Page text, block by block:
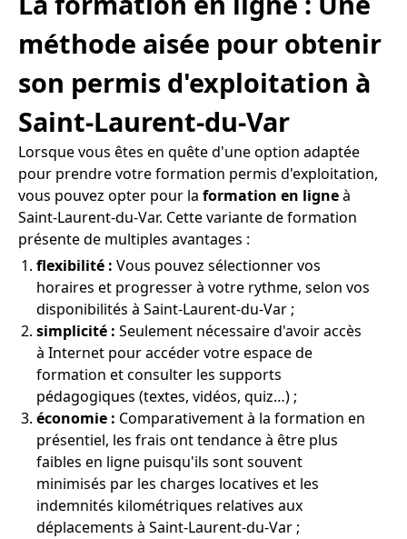
méthode aisée pour obtenir
son permis d'exploitation à
Saint-Laurent-du-Var
Lorsque vous êtes en quête d'une option adaptée
pour prendre votre formation permis d'exploitation,
vous pouvez opter pour la formation en ligneà
Saint-Laurent-du-Var. Cette variante de formation
présente de multiples avantages :
flexibilité : Vous pouvez sélectionner vos
horaires et progresser à votre rythme, selon vos
disponibilités à Saint-Laurent-du-Var ;
simplicité : Seulement nécessaire d'avoir accès
à Internet pour accéder votre espace de
formation et consulter les supports
pédagogiques (textes, vidéos, quiz…) ;
économie : Comparativement à la formation en
présentiel, les frais ont tendance à être plus
faibles en ligne puisqu'ils sont souvent
minimisés par les charges locatives et les
indemnités kilométriques relatives aux
déplacements à Saint-Laurent-du-Var ;